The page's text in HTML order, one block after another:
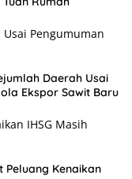
Daerah Usai
Ekspor Sawit Baru
Peluang Kenaikan